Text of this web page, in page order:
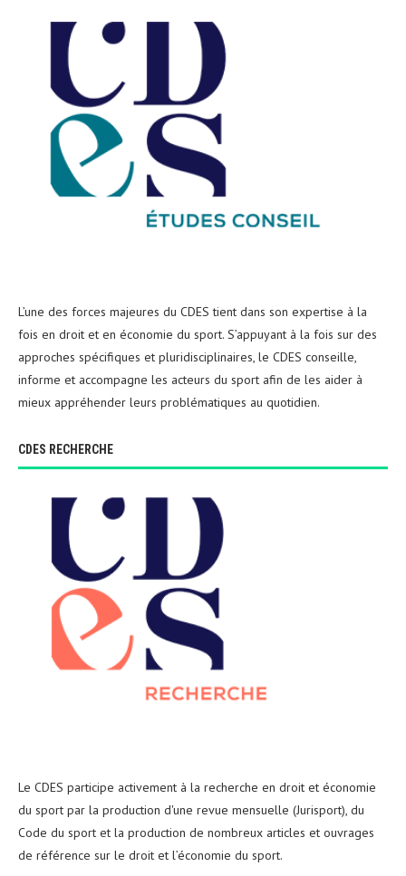
L’une des forces majeures du CDES tient dans son expertise à la
fois en droit et en économie du sport. S’appuyant à la fois sur des
approches spécifiques et pluridisciplinaires, le CDES conseille,
informe et accompagne les acteurs du sport afin de les aider à
mieux appréhender leurs problématiques au quotidien.
CDES RECHERCHE
Le CDES participe activement à la recherche en droit et économie
du sport par la production d'une revue mensuelle (Jurisport), du
Code du sport et la production de nombreux articles et ouvrages
de référence sur le droit et l’économie du sport.